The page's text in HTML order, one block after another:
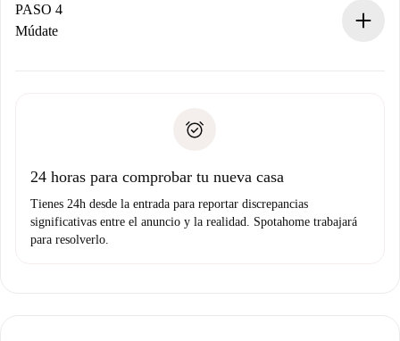
contacto con el propietario.
Si es rechazada: No te haremos ningún cargo y te
Prueba de solvencia
PASO 4
Múdate
no nos comunicas ningún problema.
24 horas para comprobar tu nueva casa
Tienes 24h desde la entrada para reportar discrepancias
significativas entre el anuncio y la realidad. Spotahome trabajará
para resolverlo.